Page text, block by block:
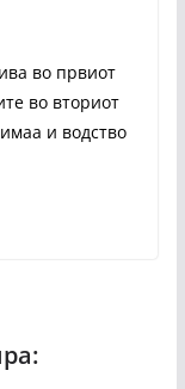
во првиот
во вториот
и водство